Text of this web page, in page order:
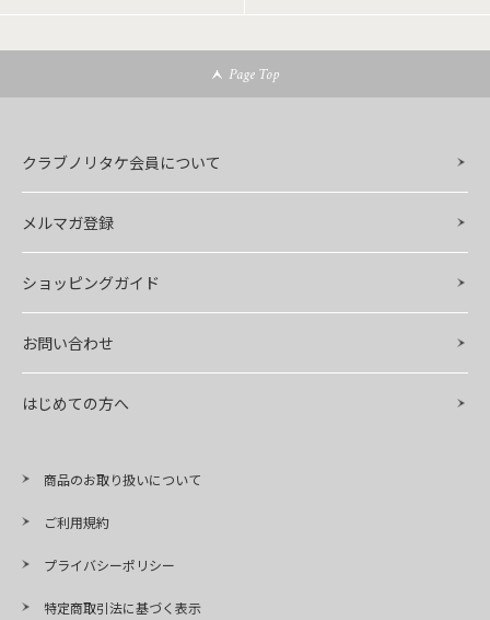
Page Top
クラブノリタケ会員について
メルマガ登録
ショッピングガイド
お問い合わせ
はじめての方へ
商品のお取り扱いについて
ご利用規約
プライバシーポリシー
特定商取引法に基づく表示